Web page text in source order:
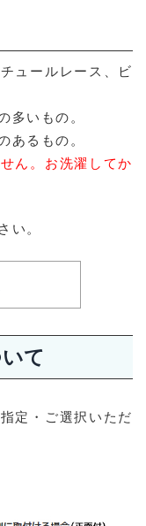
ュールレース、ビ
多いもの。
あるもの。
ん。お洗濯してか
い。
て
定・ご選択いただ